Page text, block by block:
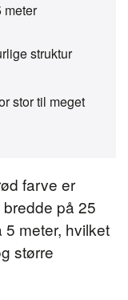
farve er
på 25
meter, hvilket
større
meter
struktur
stor til meget